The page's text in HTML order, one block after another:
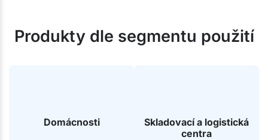
Produkty dle segmentu použití
Domácnosti
Skladovací a logistická
centra